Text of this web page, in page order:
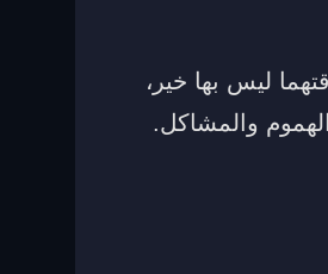
ليس بها خير،
والمشاكل.